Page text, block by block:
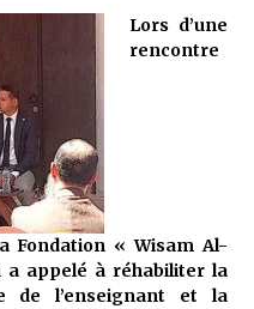
je vais tomber ! »
Lors d’une
rencontre
Fondation « Wisam Al-
a appelé à réhabiliter la
de l’enseignant et la